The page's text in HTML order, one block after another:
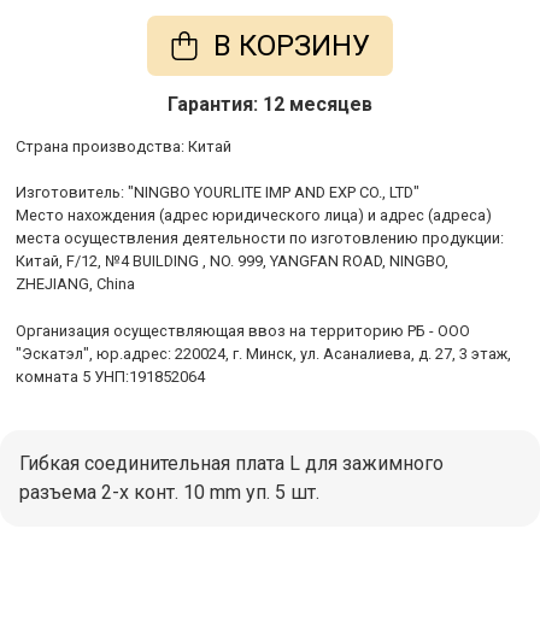
В КОРЗИНУ
Гарантия: 12 месяцев
Cтрана производства: Китай
Изготовитель: "NINGBO YOURLITE IMP AND EXP CO., LTD"
Место нахождения (адрес юридического лица) и адрес (адреса)
места осуществления деятельности по изготовлению продукции:
Китай, F/12, №4 BUILDING , NO. 999, YANGFAN ROAD, NINGBO,
ZHEJIANG, China
Организация осуществляющая ввоз на территорию РБ - ООО
"Эскатэл", юр.адрес: 220024, г. Минск, ул. Асаналиева, д. 27, 3 этаж,
комната 5 УНП:191852064
Гибкая соединительная плата L для зажимного
разъема 2-х конт. 10 mm уп. 5 шт.